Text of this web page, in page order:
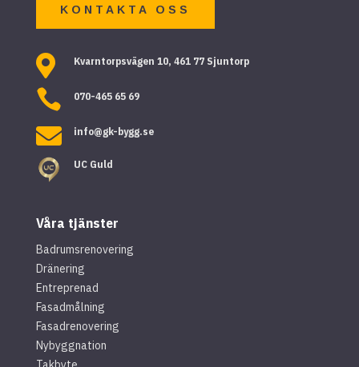
KONTAKTA OSS
 Kvarntorpsvägen 10, 461 77 Sjuntorp
 070-465 65 69
 info@gk-bygg.se
UC Guld
Våra tjänster
Badrumsrenovering
Dränering
Entreprenad
Fasadmålning
Fasadrenovering
Nybyggnation